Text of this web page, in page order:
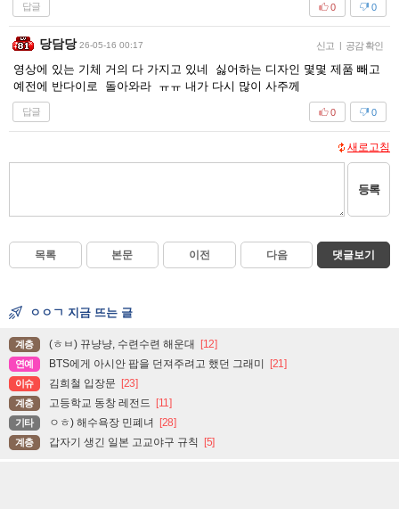
답글 0
0
당담당 26-05-16 00:17 신고 | 공감 확인
영상에 있는 기체 거의 다 가지고 있네 싫어하는 디자인 몇몇 제품 빼고
예전에 반다이로 돌아와라 ㅠㅠ 내가 다시 많이 사주께
답글 0
0
새로고침
등록
목록 본문 이전 다음 댓글보기
ㅇㅇㄱ 지금 뜨는 글
계층 (ㅎㅂ) 뀨냥냥, 수련수련 해운대 [12]
연예 BTS에게 아시안 팝을 던져주려고 했던 그래미 [21]
이슈 김희철 입장문 [23]
계층 고등학교 동창 레전드 [11]
기타 ㅇㅎ) 해수욕장 민폐녀 [28]
계층 갑자기 생긴 일본 고교야구 규칙 [5]